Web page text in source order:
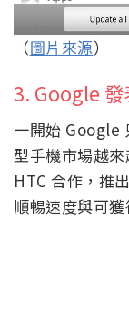
（圖片來源）
3. Google
一開始 Google
型手機市場越
HTC 合作，推
順暢速度與可